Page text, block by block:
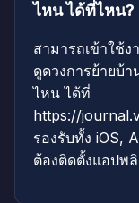
ไหน ได้ที่ไหน?
สามารถเข้าใช้ง
ดูดวงการย้ายบ้
ไหน ได้ที่
https://
รองรับทั้ง iOS,
ต้องติดตั้งแอปพ